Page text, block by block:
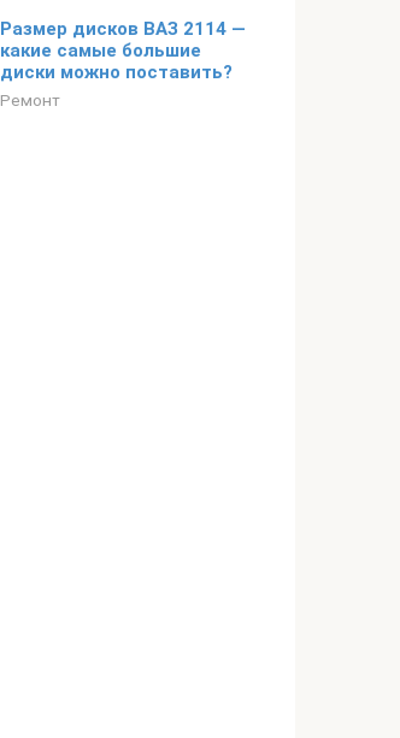
Размер дисков ВАЗ 2114 —
какие самые большие
диски можно поставить?
Ремонт